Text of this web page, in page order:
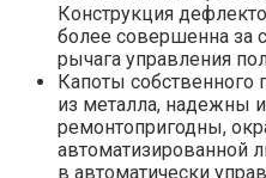
Конструкция
более совершенна за
рычага управления
Капоты собственного
из металла, надежны
ремонтопригодны,
автоматизированной
в автоматически